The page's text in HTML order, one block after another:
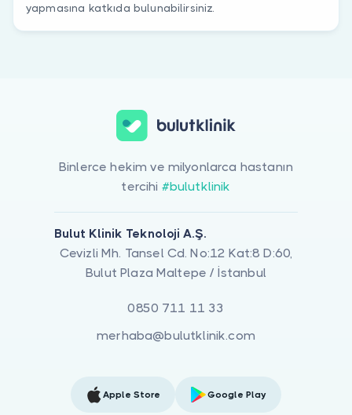
yapmasına katkıda bulunabilirsiniz.
Binlerce hekim ve milyonlarca hastanın
tercihi #bulutklinik
Bulut Klinik Teknoloji A.Ş.
Cevizli Mh. Tansel Cd. No:12 Kat:8 D:60,
Bulut Plaza Maltepe / İstanbul
0850 711 11 33
merhaba@bulutklinik.com
Apple Store Google Play